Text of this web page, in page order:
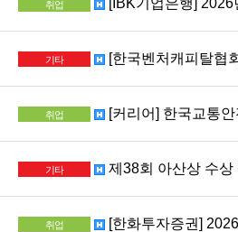
취업 [IBK기업은행]
기타 [한국벤처캐피탈협
취업 [커리어] 한국교통
기타 제38회 아산상 수상
취업 [한화투자증권]